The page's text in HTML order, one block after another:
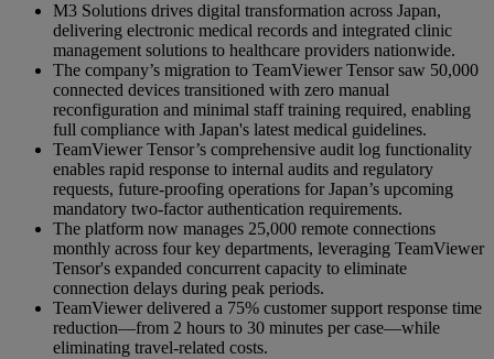
M3 Solutions drives digital transformation across Japan,
delivering electronic medical records and integrated clinic
management solutions to healthcare providers nationwide.
The company’s migration to TeamViewer Tensor saw 50,000
connected devices transitioned with zero manual
reconfiguration and minimal staff training required, enabling
full compliance with Japan's latest medical guidelines.
TeamViewer Tensor’s comprehensive audit log functionality
enables rapid response to internal audits and regulatory
requests, future-proofing operations for Japan’s upcoming
mandatory two-factor authentication requirements.
The platform now manages 25,000 remote connections
monthly across four key departments, leveraging TeamViewer
Tensor's expanded concurrent capacity to eliminate
connection delays during peak periods.
TeamViewer delivered a 75% customer support response time
reduction—from 2 hours to 30 minutes per case—while
eliminating travel-related costs.